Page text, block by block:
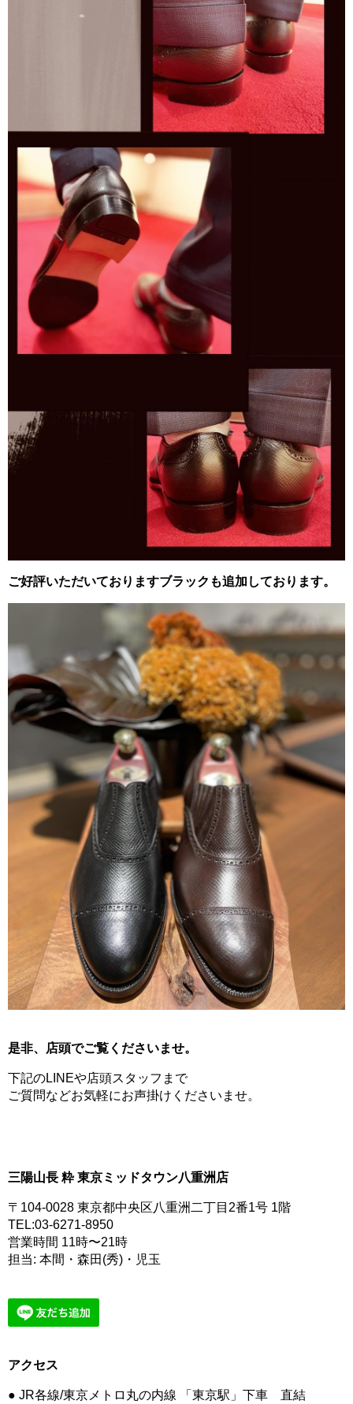
ご好評いただいておりますブラックも追加しております。
是非、店頭でご覧くださいませ。
下記のLINEや店頭スタッフまで
ご質問などお気軽にお声掛けくださいませ。
三陽山長 粋 東京ミッドタウン八重洲店
〒104-0028 東京都中央区八重洲二丁目2番1号 1階
TEL:03-6271-8950
営業時間 11時〜21時
担当: 本間・森田(秀)・児玉
アクセス
● JR各線/東京メトロ丸の内線 「東京駅」下車 直結